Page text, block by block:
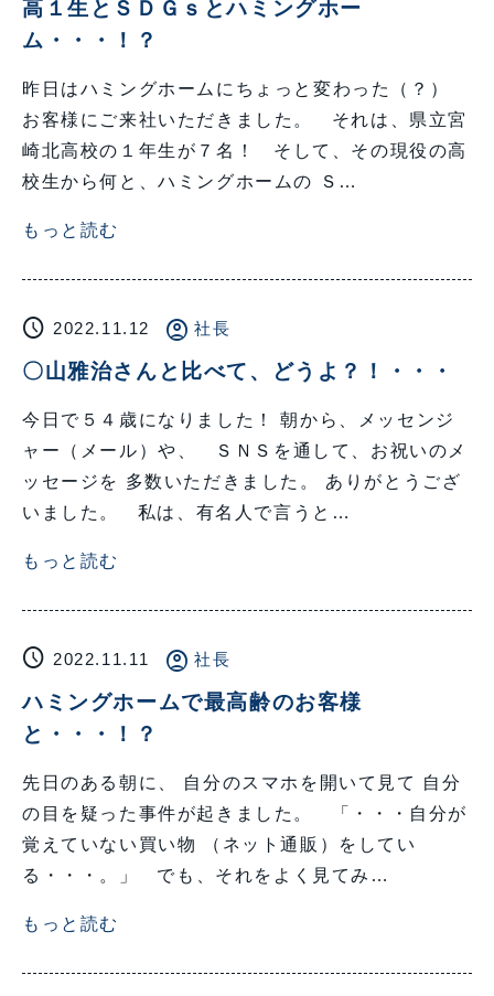
高１生とＳＤＧｓとハミングホー
ム・・・！？
昨日はハミングホームにちょっと変わった（？）
お客様にご来社いただきました。 それは、県立宮
崎北高校の１年生が７名！ そして、その現役の高
校生から何と、ハミングホームの Ｓ…
もっと読む
schedule 2022.11.12 account_circle 社長
〇山雅治さんと比べて、どうよ？！・・・
今日で５４歳になりました！ 朝から、メッセンジ
ャー（メール）や、 ＳＮＳを通して、お祝いのメ
ッセージを 多数いただきました。 ありがとうござ
いました。 私は、有名人で言うと…
もっと読む
schedule 2022.11.11 account_circle 社長
ハミングホームで最高齢のお客様
と・・・！？
先日のある朝に、 自分のスマホを開いて見て 自分
の目を疑った事件が起きました。 「・・・自分が
覚えていない買い物 （ネット通販）をしてい
る・・・。」 でも、それをよく見てみ…
もっと読む